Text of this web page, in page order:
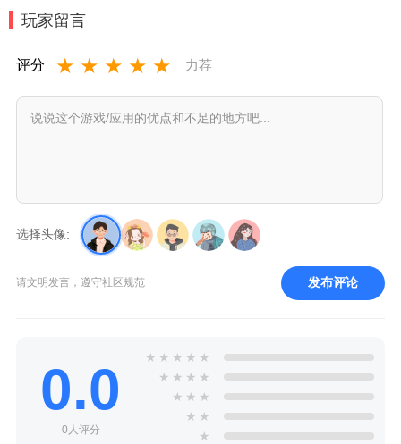
玩家留言
评分 ★ ★ ★ ★ ★ 力荐
选择头像:
请文明发言，遵守社区规范 发布评论
0.0
0人评分
★ ★ ★ ★ ★
★ ★ ★ ★
★ ★ ★
★ ★
★